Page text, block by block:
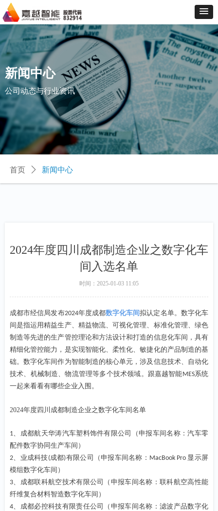
2024年度四川成都制造企业之数字化车
间入选名单
时间： 2025-01-03 11:05
成都市经信局发布2024年度成都数字化车间拟认定名单。数字化车
间是指运用精益生产、精益物流、可视化管理、标准化管理、绿色
制造等先进的生产管控理论和方法设计和打造的信息化车间，具有
精细化管控能力，是实现智能化、柔性化、敏捷化的产品制造的基
础。数字化车间作为智能制造的核心单元，涉及信息技术、自动化
技术、机械制造、物流管理等多个技术领域。跟嘉越智能MES系统
一起来看看有哪些企业入围。
2024年度四川成都制造企业之数字化车间名单
1、成都航天华涛汽车塑料饰件有限公司（申报车间名称：汽车零
配件数字协同生产车间）
2、业成科技(成都)有限公司（申报车间名称： MacBook Pro显示屏
模组数字化车间）
3、成都联科航空技术有限公司（申报车间名称：联科航空高性能
纤维复合材料智造数字化车间）
4、成都必控科技有限责任公司（申报车间名称：滤波产品数字化
首页 ꄲ 新闻中心
新闻中心
公司动态与行业资讯